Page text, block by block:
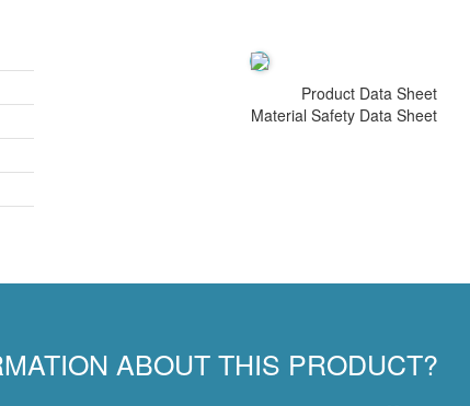
Product Data Sheet
Material Safety Data Sheet
ABOUT THIS PRODUCT?